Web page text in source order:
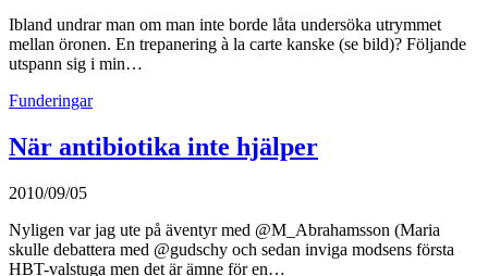
Ibland undrar man om man inte borde låta undersöka utrymmet
mellan öronen. En trepanering à la carte kanske (se bild)? Följande
utspann sig i min…
Funderingar
När antibiotika inte hjälper
2010/09/05
Nyligen var jag ute på äventyr med @M_Abrahamsson (Maria
skulle debattera med @gudschy och sedan inviga modsens första
HBT-valstuga men det är ämne för en…